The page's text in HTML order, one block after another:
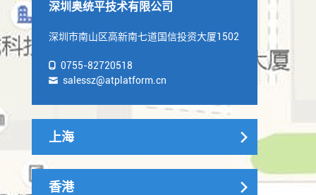
深圳奥统平技术有限公司
深圳市南山区高新南七道国信投资大厦1502
 0755-82720518
 salessz@atplatform.cn
上海
香港